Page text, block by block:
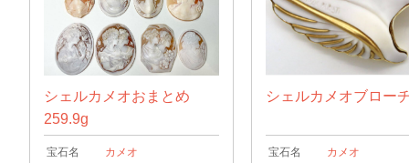
シェルカメオおまとめ
259.9g
宝石名 カメオ
シェルカメオブロー
宝石名 カメオ